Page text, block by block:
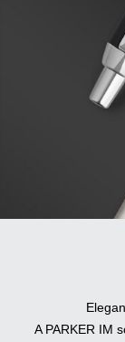
A PARKER IM